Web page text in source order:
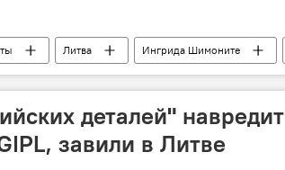
Литва Ингрида Шимоните
деталей" навредит
завили в Литве